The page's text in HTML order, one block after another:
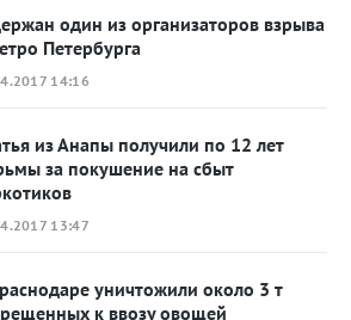
один из организаторов взрыва
Петербурга
14:16
из Анапы получили по 12 лет
за покушение на сбыт
13:47
уничтожили около 3 т
к ввозу овощей